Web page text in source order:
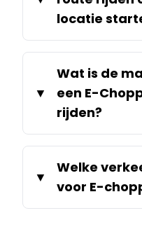
locatie
Wat is de
een E-
rijden?
Welke
voor E-